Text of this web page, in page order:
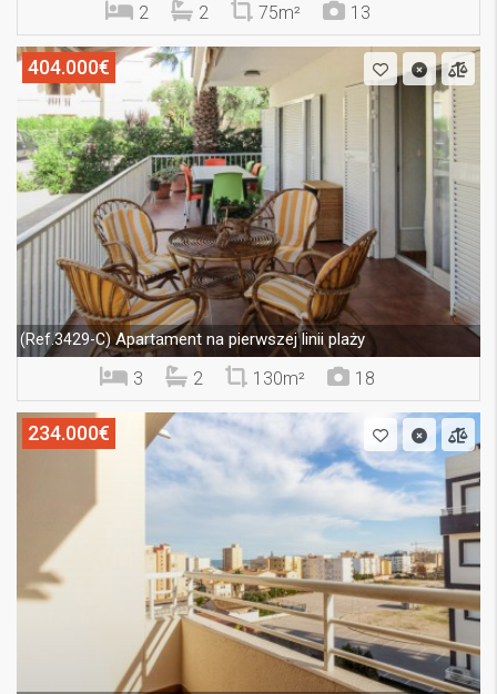
2 2 75m² 13
404.000€
(Ref.3429-C)Apartament na pierwszej linii plaży
3 2 130m² 18
234.000€